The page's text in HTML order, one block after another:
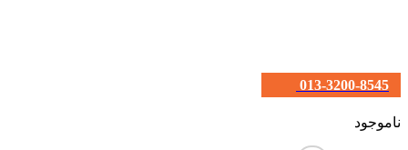
013-3200-8545
ناموجود